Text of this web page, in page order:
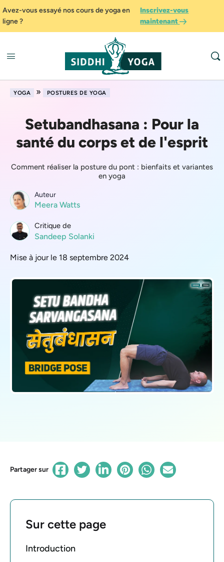
Avez-vous essayé nos cours de yoga en
ligne ?
Inscrivez-vous
maintenant
YOGA » POSTURES DE YOGA
Setubandhasana : Pour la
santé du corps et de l'esprit
Comment réaliser la posture du pont : bienfaits et variantes
en yoga
Auteur
Meera Watts
Critique de
Sandeep Solanki
Mise à jour le 18 septembre 2024
Partager sur
Sur cette page
Introduction